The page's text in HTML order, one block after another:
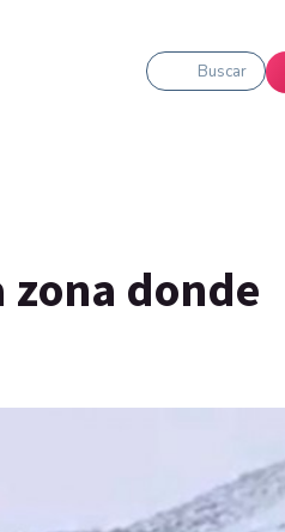
Buscar
donde